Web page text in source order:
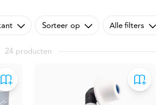
Sorteer op Alle filters
24 producten